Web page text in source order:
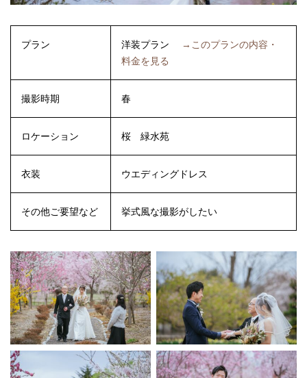
プラン 洋装プラン
→このプランの内容・
料金を見る
撮影時期 春
ロケーション 桜 緑水苑
衣装 ウエディングドレス
その他ご要望など 挙式風な撮影がしたい